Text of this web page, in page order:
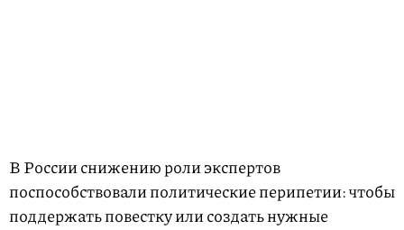
В России снижению роли экспертов
поспособствовали политические перипетии: чтобы
поддержать повестку или создать нужные